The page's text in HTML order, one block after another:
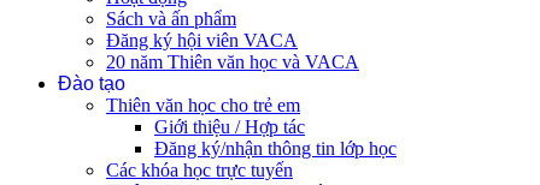
Sách và ấn phẩm
Đăng ký hội viên VACA
20 năm Thiên văn học và VACA
Đào tạo
Thiên văn học cho trẻ em
Giới thiệu / Hợp tác
Đăng ký/nhận thông tin lớp học
Các khóa học trực tuyến